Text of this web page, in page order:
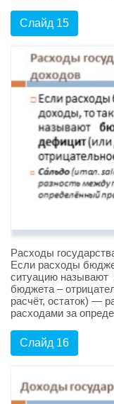
Слайд 15
Расходы
Если расходы
ситуацию
бюджета –
расчёт, остаток) —
расходами за
Слайд 16